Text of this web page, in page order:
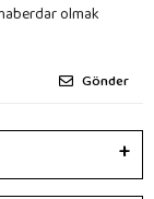
olmak
Gönder